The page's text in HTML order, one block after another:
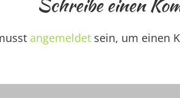
angemeldetsein, um einen